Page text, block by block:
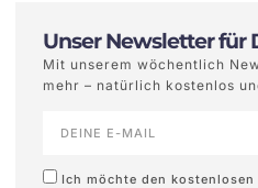
Unser Newsletter für
Mit unserem wöchentlich
mehr – natürlich kostenlos
Ich möchte den